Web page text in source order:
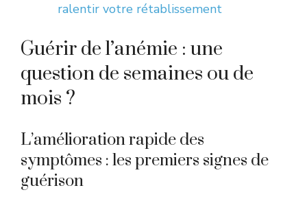
ralentir votre rétablissement
Guérir de l’anémie : une
question de semaines ou de
mois ?
L’amélioration rapide des
symptômes : les premiers signes de
guérison